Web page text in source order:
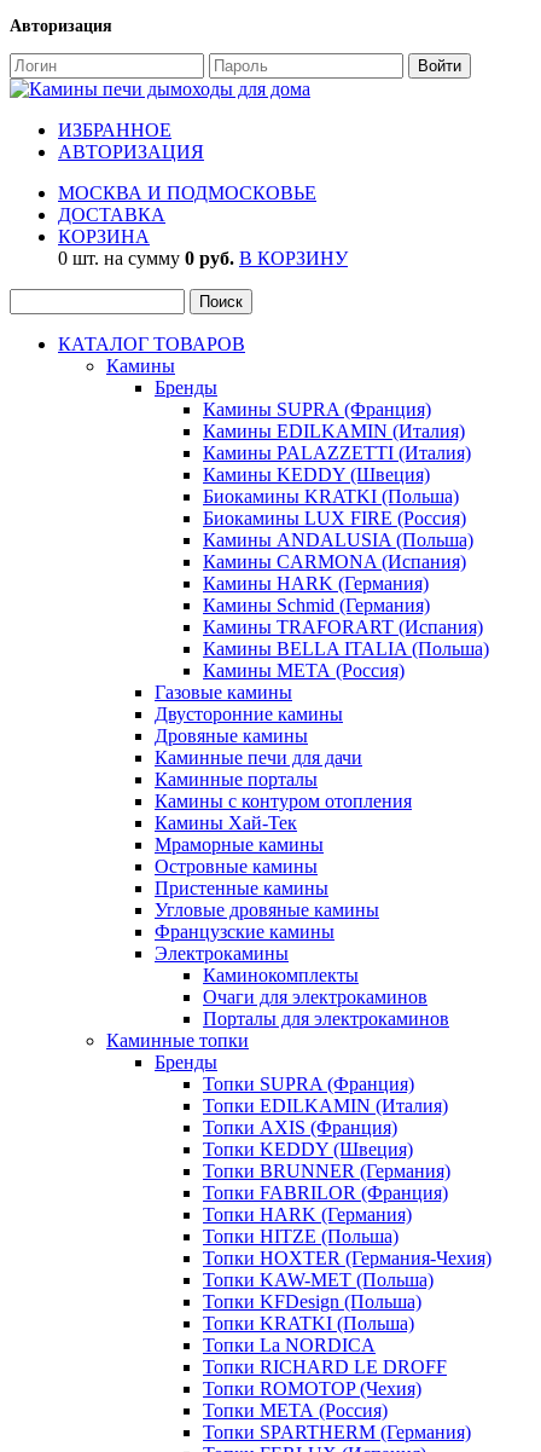
Авторизация
ИЗБРАННОЕ
АВТОРИЗАЦИЯ
МОСКВА И ПОДМОСКОВЬЕ
ДОСТАВКА
КОРЗИНА
0 шт. на сумму 0 руб. В КОРЗИНУ
КАТАЛОГ ТОВАРОВ
Камины
Бренды
Камины SUPRA (Франция)
Камины EDILKAMIN (Италия)
Камины PALAZZETTI (Италия)
Камины KEDDY (Швеция)
Биокамины KRATKI (Польша)
Биокамины LUX FIRE (Россия)
Камины ANDALUSIA (Польша)
Камины CARMONA (Испания)
Камины HARK (Германия)
Камины Schmid (Германия)
Камины TRAFORART (Испания)
Камины BELLA ITALIA (Польша)
Камины МЕТА (Россия)
Газовые камины
Двусторонние камины
Дровяные камины
Каминные печи для дачи
Каминные порталы
Камины с контуром отопления
Камины Хай-Тек
Мраморные камины
Островные камины
Пристенные камины
Угловые дровяные камины
Французские камины
Электрокамины
Каминокомплекты
Очаги для электрокаминов
Порталы для электрокаминов
Каминные топки
Бренды
Топки SUPRA (Франция)
Топки EDILKAMIN (Италия)
Топки AXIS (Франция)
Топки KEDDY (Швеция)
Топки BRUNNER (Германия)
Топки FABRILOR (Франция)
Топки HARK (Германия)
Топки HITZE (Польша)
Топки HOXTER (Германия-Чехия)
Топки KAW-MET (Польша)
Топки KFDesign (Польша)
Топки KRATKI (Польша)
Топки La NORDICA
Топки RICHARD LE DROFF
Топки ROMOTOP (Чехия)
Топки МЕТА (Россия)
Топки SPARTHERM (Германия)